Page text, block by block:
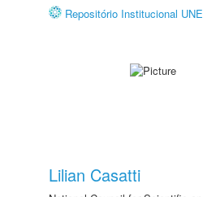
Repositório Institucional
Lilian Casatti